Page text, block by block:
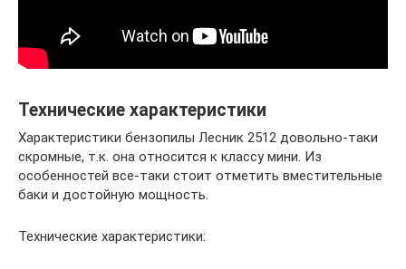
Технические характеристики
Характеристики бензопилы Лесник 2512 довольно-таки
скромные, т.к. она относится к классу мини. Из
особенностей все-таки стоит отметить вместительные
баки и достойную мощность.
Технические характеристики: